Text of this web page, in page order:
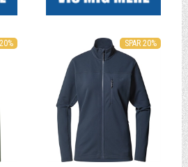
SPAR 20%